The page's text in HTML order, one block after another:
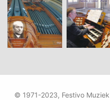
© 1971-2023, Festivo Muziek